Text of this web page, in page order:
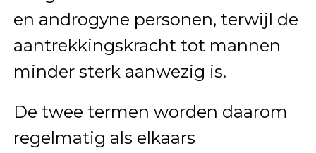
en androgyne personen, terwijl de
aantrekkingskracht tot mannen
minder sterk aanwezig is.
De twee termen worden daarom
regelmatig als elkaars